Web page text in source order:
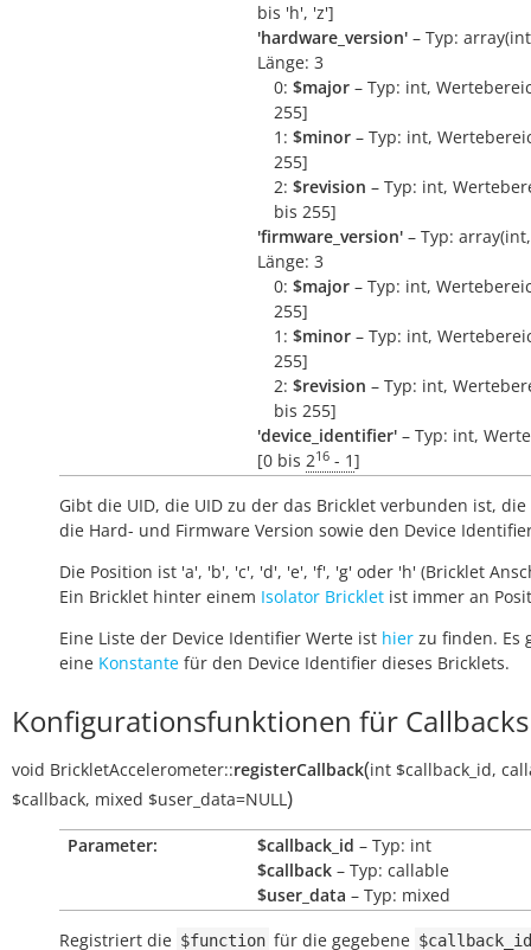
bis 'h', 'z']
'hardware_version' – Typ:
Länge: 3
0: $major – Typ: int,
255]
1: $minor – Typ: int,
255]
2: $revision – Typ: int,
bis 255]
'firmware_version' – Typ:
Länge: 3
0: $major – Typ: int,
255]
1: $minor – Typ: int,
255]
2: $revision – Typ: int,
bis 255]
'device_identifier' – Typ: int,
[0 bis 216 - 1]
Gibt die UID, die UID zu der das Bricklet verbunden ist, die
die Hard- und Firmware Version sowie den Device
Die Position ist 'a', 'b', 'c', 'd', 'e', 'f', 'g' oder 'h' (Bricklet
Ein Bricklet hinter einem Isolator Bricklet ist immer an
Eine Liste der Device Identifier Werte ist hier zu finden. Es
eine Konstante für den Device Identifier dieses Bricklets.
Konfigurationsfunktionen für Callbacks
void BrickletAccelerometer::registerCallback(int $callback_id,
$callback, mixed $user_data=NULL)
Parameter: $callback_id – Typ: int
$callback – Typ: callable
$user_data – Typ: mixed
Registriert die $function für die gegebene $callback_id